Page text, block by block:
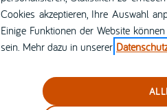
Cookies akzeptieren, Ihre Auswahl
Einige Funktionen der Website
sein. Mehr dazu in unserer